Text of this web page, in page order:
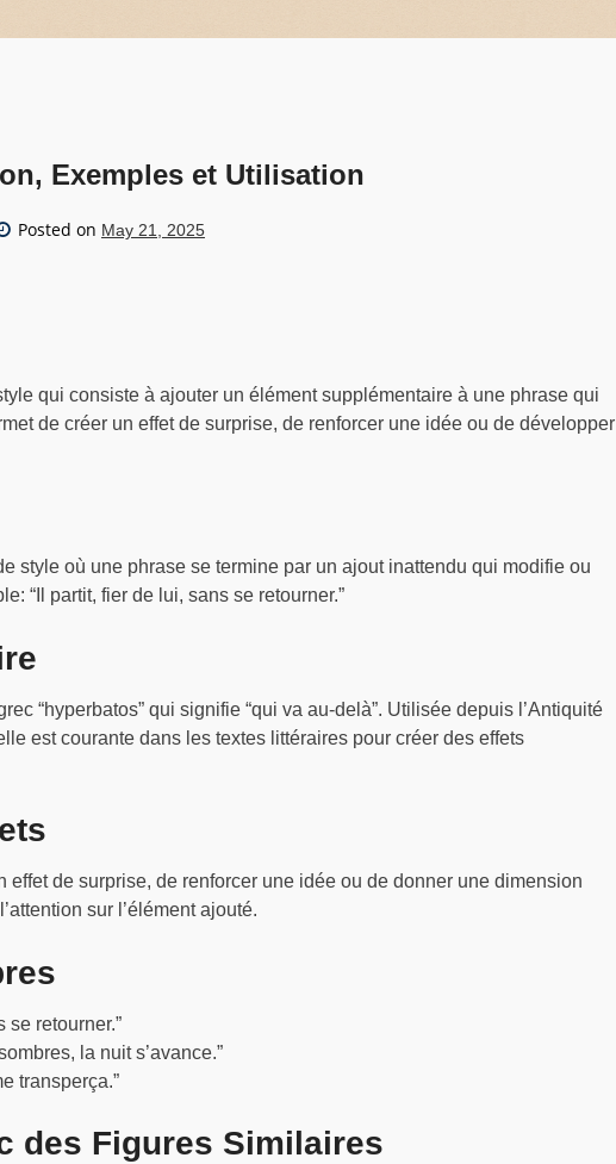
Exemples et Utilisation
Posted on May 21, 2025
qui consiste à ajouter un élément supplémentaire à une phrase qui
de créer un effet de surprise, de renforcer une idée ou de développer
style où une phrase se termine par un ajout inattendu qui modifie ou
“Il partit, fier de lui, sans se retourner.”
“hyperbatos” qui signifie “qui va au-delà”. Utilisée depuis l’Antiquité
est courante dans les textes littéraires pour créer des effets
effet de surprise, de renforcer une idée ou de donner une dimension
sur l’élément ajouté.
se retourner.”
la nuit s’avance.”
transperça.”
des Figures Similaires